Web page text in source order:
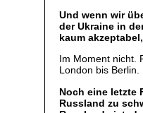
Und wenn wir
der Ukraine in
kaum
Im Moment nicht.
London bis Berlin.
Noch eine letzte
Russland zu